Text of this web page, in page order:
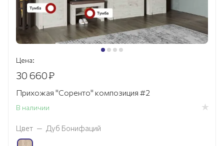
Цена:
30 660₽
Прихожая "Соренто" композиция #2
В наличии
Цвет — Дуб Бонифаций